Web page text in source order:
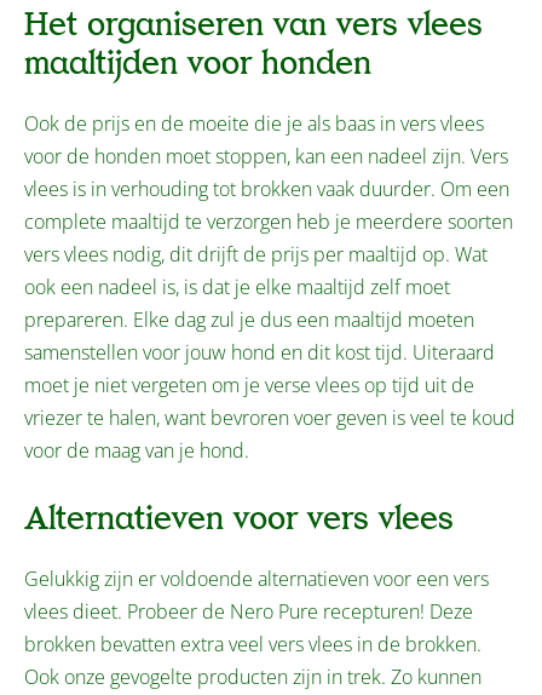
Het organiseren van vers vlees
maaltijden voor honden
Ook de prijs en de moeite die je als baas in vers vlees
voor de honden moet stoppen, kan een nadeel zijn. Vers
vlees is in verhouding tot brokken vaak duurder. Om een
complete maaltijd te verzorgen heb je meerdere soorten
vers vlees nodig, dit drijft de prijs per maaltijd op. Wat
ook een nadeel is, is dat je elke maaltijd zelf moet
prepareren. Elke dag zul je dus een maaltijd moeten
samenstellen voor jouw hond en dit kost tijd. Uiteraard
moet je niet vergeten om je verse vlees op tijd uit de
vriezer te halen, want bevroren voer geven is veel te koud
voor de maag van je hond.
Alternatieven voor vers vlees
Gelukkig zijn er voldoende alternatieven voor een vers
vlees dieet. Probeer de Nero Pure recepturen! Deze
brokken bevatten extra veel vers vlees in de brokken.
Ook onze gevogelte producten zijn in trek. Zo kunnen